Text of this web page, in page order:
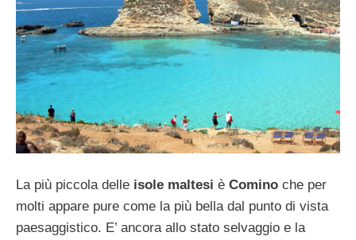
La più piccola delle isole maltesi è Comino che per
molti appare pure come la più bella dal punto di vista
paesaggistico. E’ ancora allo stato selvaggio e la